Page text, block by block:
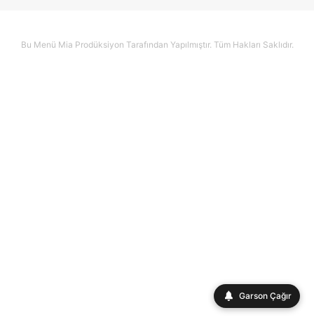
Bu Menü Mia Prodüksiyon Tarafından Yapılmıştır. Tüm Hakları Saklıdır.
Garson Çağır